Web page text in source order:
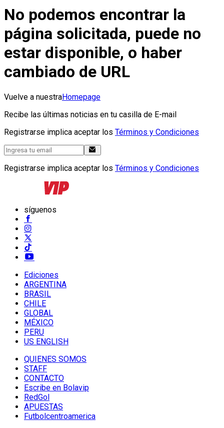
No podemos encontrar la
página solicitada, puede no
estar disponible, o haber
cambiado de URL
Vuelve a nuestraHomepage
Recibe las últimas noticias en tu casilla de E-mail
Registrarse implica aceptar los Términos y Condiciones
Registrarse implica aceptar los Términos y Condiciones
síguenos
Ediciones
ARGENTINA
BRASIL
CHILE
GLOBAL
MÉXICO
PERU
US ENGLISH
QUIENES SOMOS
STAFF
CONTACTO
Escribe en Bolavip
RedGol
APUESTAS
Futbolcentroamerica